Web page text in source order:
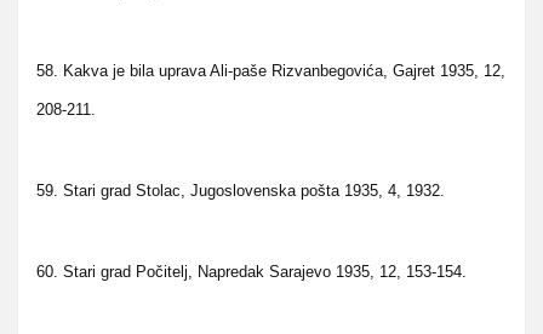
58. Kakva je bila uprava Ali-paše Rizvanbegovića, Gajret 1935, 12,
208-211.
59. Stari grad Stolac, Jugoslovenska pošta 1935, 4, 1932.
60. Stari grad Počitelj, Napredak Sarajevo 1935, 12, 153-154.